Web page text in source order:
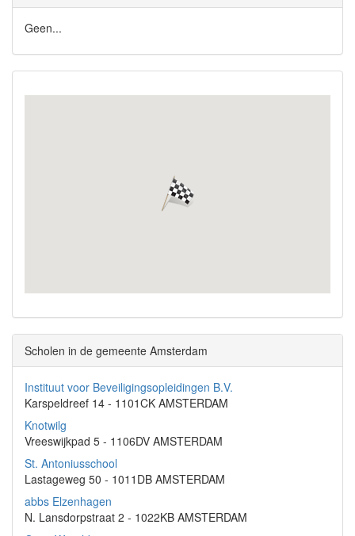
Geen...
Scholen in de gemeente Amsterdam
Instituut voor Beveiligingsopleidingen B.V.
Karspeldreef 14 - 1101CK AMSTERDAM
Knotwilg
Vreeswijkpad 5 - 1106DV AMSTERDAM
St. Antoniusschool
Lastageweg 50 - 1011DB AMSTERDAM
abbs Elzenhagen
N. Lansdorpstraat 2 - 1022KB AMSTERDAM